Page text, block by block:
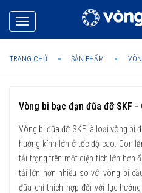
Toggle
navigation
TRANG CHỦ SẢN PHẨM
Vòng bi bạc đạn đũa đỡ SKF -
Vòng bi đũa đỡ SKF là loại vòng bi
hướng kính lớn ở tốc độ cao. Con
tải trọng trên một diện tích lớn hơn
tải lớn hơn nhiều so với vòng bi
đũa chỉ thích hợp đối với lực